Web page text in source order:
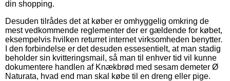
din shopping.
Desuden tilrådes det at køber er omhyggelig omkring de
mest vedkommende reglementer der er gældende for købet,
eksempelvis hvilken returret internet virksomheden benytter.
I den forbindelse er det desuden essesentielt, at man stadig
beholder sin kvitteringsmail, så man til enhver tid vil kunne
dokumentere handlen af Knækbrød med sesam demeter Ø
Naturata, hvad end man skal købe til en dreng eller pige.